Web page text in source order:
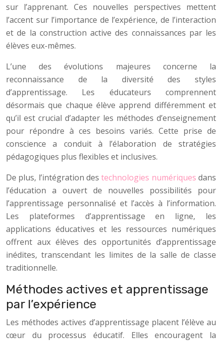
sur l’apprenant. Ces nouvelles perspectives mettent
l’accent sur l’importance de l’expérience, de l’interaction
et de la construction active des connaissances par les
élèves eux-mêmes.
L’une des évolutions majeures concerne la
reconnaissance de la diversité des styles
d’apprentissage. Les éducateurs comprennent
désormais que chaque élève apprend différemment et
qu’il est crucial d’adapter les méthodes d’enseignement
pour répondre à ces besoins variés. Cette prise de
conscience a conduit à l’élaboration de stratégies
pédagogiques plus flexibles et inclusives.
De plus, l’intégration destechnologies numériques dans
l’éducation a ouvert de nouvelles possibilités pour
l’apprentissage personnalisé et l’accès à l’information.
Les plateformes d’apprentissage en ligne, les
applications éducatives et les ressources numériques
offrent aux élèves des opportunités d’apprentissage
inédites, transcendant les limites de la salle de classe
traditionnelle.
Méthodes actives et apprentissage
par l’expérience
Les méthodes actives d’apprentissage placent l’élève au
cœur du processus éducatif. Elles encouragent la